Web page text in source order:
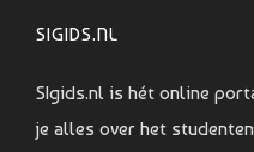
SIGIDS.NL
SIgids.nl is hét online
je alles over het